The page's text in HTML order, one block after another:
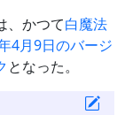
、かつて白魔法
4月9日のバージ
となった。